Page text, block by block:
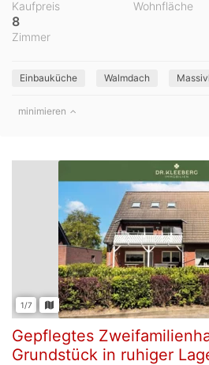
Kaufpreis Wohnfläche
Zimmer
8
Einbauküche Walmdach
minimieren
1/7
Gepflegtes
Grundstück in ruhiger